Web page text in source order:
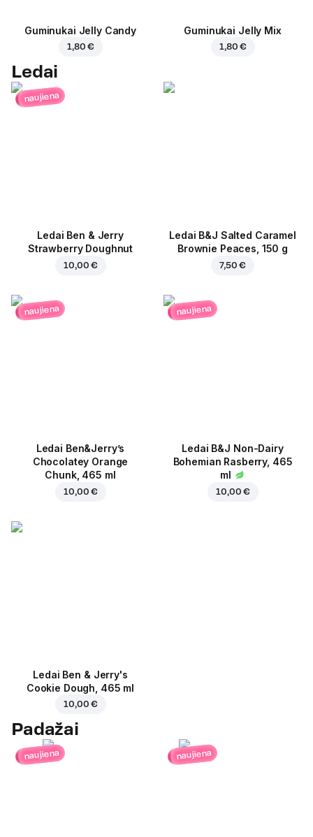
Guminukai Jelly Candy
1,80 €
Guminukai Jelly Mix
1,80 €
Ledai
naujiena
Ledai Ben & Jerry
Strawberry Doughnut
10,00 €
Ledai B&J Salted Caramel
Brownie Peaces, 150 g
7,50 €
naujiena
Ledai Ben&Jerry’s
Chocolatey Orange
Chunk, 465 ml
10,00 €
naujiena
Ledai B&J Non-Dairy
Bohemian Rasberry, 465
ml
10,00 €
Ledai Ben & Jerry's
Cookie Dough, 465 ml
10,00 €
Padažai
naujiena naujiena